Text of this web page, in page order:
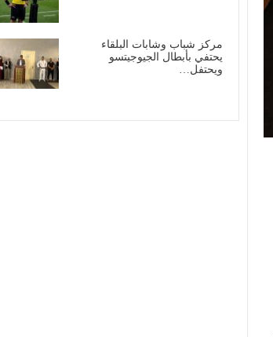
مركز شباب وشابات البلقاء
يحتفي بأبطال الجيوجيتسو
ويحتفل…